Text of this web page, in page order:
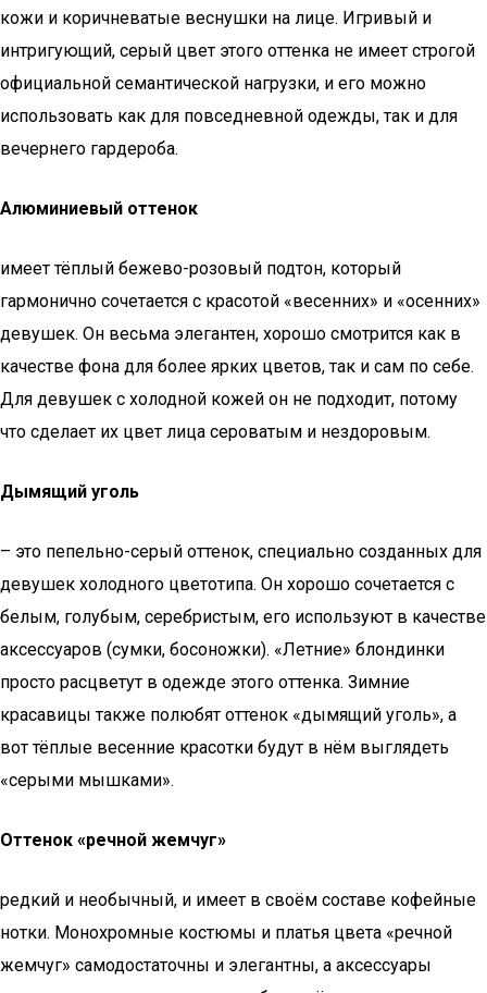
кожи и коричневатые веснушки на лице. Игривый и
интригующий, серый цвет этого оттенка не имеет строгой
официальной семантической нагрузки, и его можно
использовать как для повседневной одежды, так и для
вечернего гардероба.
Алюминиевый оттенок
имеет тёплый бежево-розовый подтон, который
гармонично сочетается с красотой «весенних» и «осенних»
девушек. Он весьма элегантен, хорошо смотрится как в
качестве фона для более ярких цветов, так и сам по себе.
Для девушек с холодной кожей он не подходит, потому
что сделает их цвет лица сероватым и нездоровым.
Дымящий уголь
– это пепельно-серый оттенок, специально созданных для
девушек холодного цветотипа. Он хорошо сочетается с
белым, голубым, серебристым, его используют в качестве
аксессуаров (сумки, босоножки). «Летние» блондинки
просто расцветут в одежде этого оттенка. Зимние
красавицы также полюбят оттенок «дымящий уголь», а
вот тёплые весенние красотки будут в нём выглядеть
«серыми мышками».
Оттенок «речной жемчуг»
редкий и необычный, и имеет в своём составе кофейные
нотки. Монохромные костюмы и платья цвета «речной
жемчуг» самодостаточны и элегантны, а аксессуары